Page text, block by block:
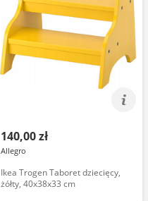
140,00 zł
Allegro
Ikea Trogen Taboret dziecięcy,
żółty, 40x38x33 cm